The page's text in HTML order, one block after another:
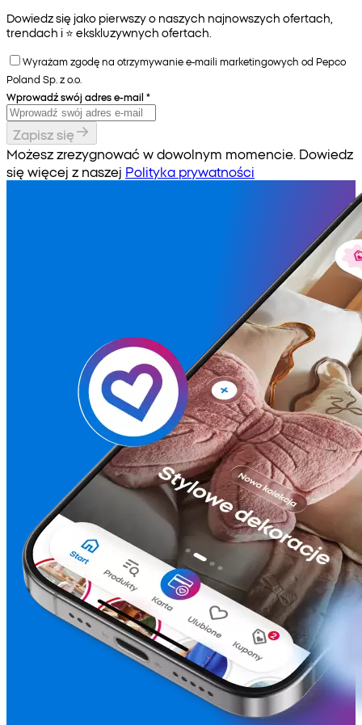
Dowiedz się jako pierwszy o naszych najnowszych ofertach,
trendach i ⭐️ ekskluzywnych ofertach.
Wyrażam zgodę na otrzymywanie e-maili marketingowych od Pepco
Poland Sp. z o.o.
Wprowadź swój adres e-mail *
Zapisz się
Możesz zrezygnować w dowolnym momencie. Dowiedz
się więcej z naszej Polityka prywatności